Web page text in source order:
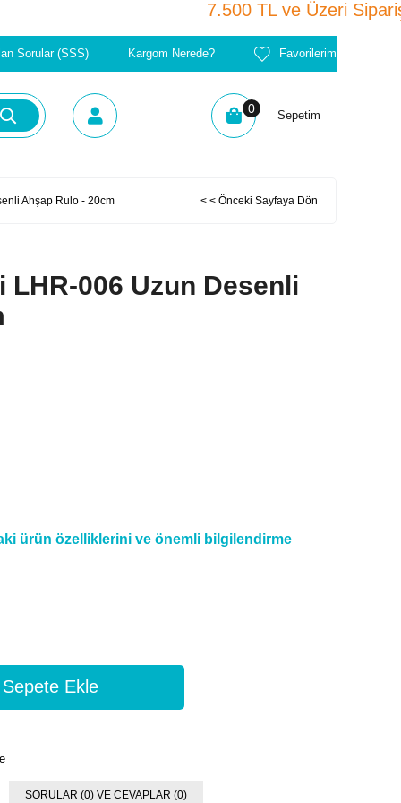
7.500 TL ve Üzeri
Sorular (SSS) Kargom Nerede? Favorilerim
Sepetim
0
Ahşap Rulo - 20cm < < Önceki Sayfaya Dön
006 Uzun Desenli
ürün özelliklerini ve önemli bilgilendirme
SORULAR (0) VE CEVAPLAR (0)